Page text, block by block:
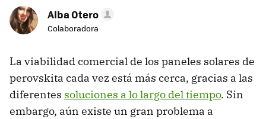
Alba Otero
Colaboradora
La viabilidad comercial de los paneles solares de
perovskita cada vez está más cerca, gracias a las
diferentes soluciones a lo largo del tiempo. Sin
embargo, aún existe un gran problema a